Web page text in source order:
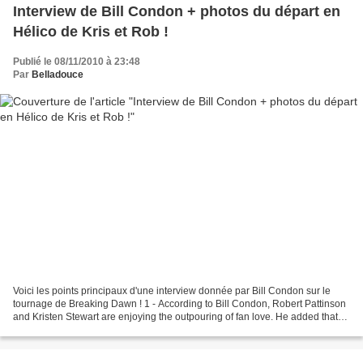
Interview de Bill Condon + photos du départ en
Hélico de Kris et Rob !
Publié le 08/11/2010 à 23:48
Par Belladouce
Voici les points principaux d'une interview donnée par Bill Condon sur le
tournage de Breaking Dawn ! 1 - According to Bill Condon, Robert Pattinson
and Kristen Stewart are enjoying the outpouring of fan love. He added that